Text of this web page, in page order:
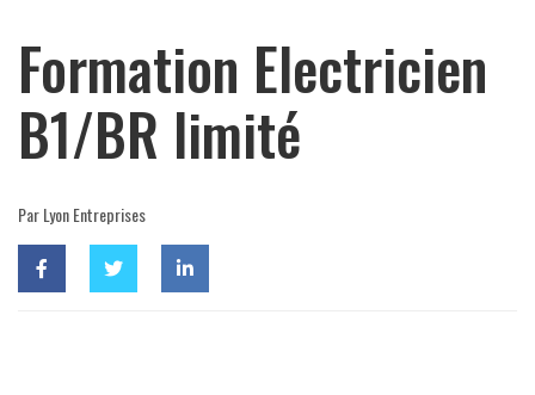
Formation Electricien
B1/BR limité
Par Lyon Entreprises